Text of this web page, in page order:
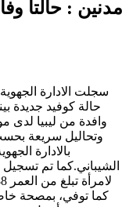
بالادارة
الشيباني.كما تم
كما توفي، بمصحة